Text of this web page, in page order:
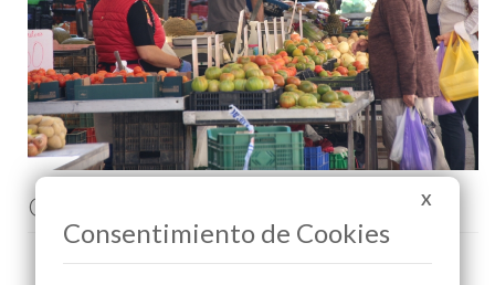
Comenta esta noticia en Facebook X
Consentimiento de Cookies